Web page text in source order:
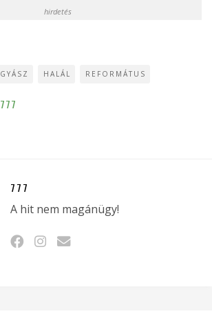
hirdetés
GYÁSZ HALÁL REFORMÁTUS
777
777
A hit nem magánügy!